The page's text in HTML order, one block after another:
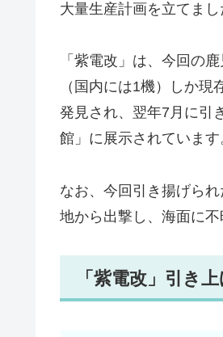
大量生産計画を立てま
「紫電改」は、今回の
（国内には1機）しか
発見され、翌年7月に引
館」に展示されています
なお、今回引き揚げら
地から出撃し、海面に不
「紫電改」引き